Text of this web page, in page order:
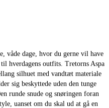
våde dage, hvor du gerne vil have
hverdagens outfits. Tretorns Aspa
silhuet med vandtæt materiale
sig beskyttede uden den tunge
runde snude og snøringen foran
uanset om du skal ud at gå en